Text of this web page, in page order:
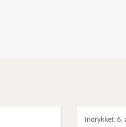
Indrykket: 6.